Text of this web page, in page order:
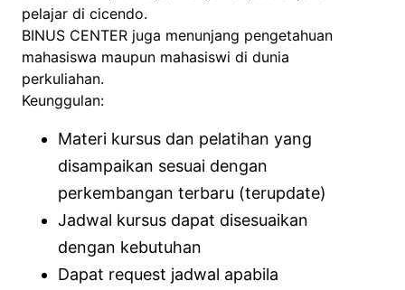
pelajar di cicendo.
BINUS CENTER juga menunjang pengetahuan
mahasiswa maupun mahasiswi di dunia
perkuliahan.
Keunggulan:
Materi kursus dan pelatihan yang
disampaikan sesuai dengan
perkembangan terbaru (terupdate)
Jadwal kursus dapat disesuaikan
dengan kebutuhan
Dapat request jadwal apabila